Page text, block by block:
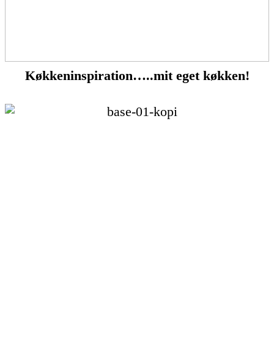
Køkkeninspiration…..mit eget køkken!